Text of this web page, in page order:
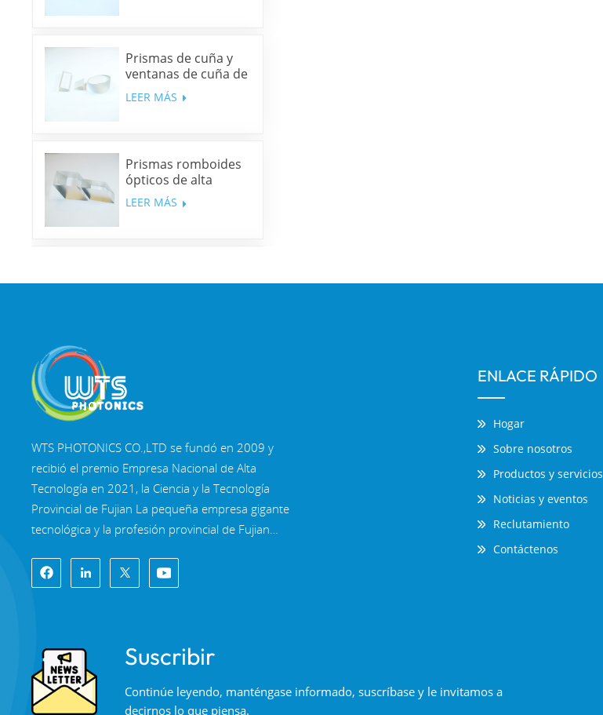
Prismas de cuña y
ventanas de cuña de
sílice fundida y N-
BK7
LEER MÁS
Prismas romboides
ópticos de alta
precisión
LEER MÁS
multibanda
WTS PHOTONICS CO.,LTD se fundó en 2009 y
recibió el premio Empresa Nacional de Alta
Tecnología en 2021, la Ciencia y la Tecnología
Provincial de Fujian La pequeña empresa gigante
tecnológica y la profesión provincial de Fujian
en 2022. WTS se ubica en el Hermosa ciudad
costera del sureste, Fuzhou, una famosa ciudad
un grupo de personal técnico calificado y un
sistema completo de procesamiento óptico,
Sistema de recubrimiento, sistema de ensamblaje
ENLACE RÁPIDO
Hogar
Sobre nosotros
Productos y servicios
Noticias y eventos
Reclutamiento
Contáctenos
Suscribir
Continúe leyendo, manténgase informado, suscríbase y le invitamos a
decirnos lo que piensa.